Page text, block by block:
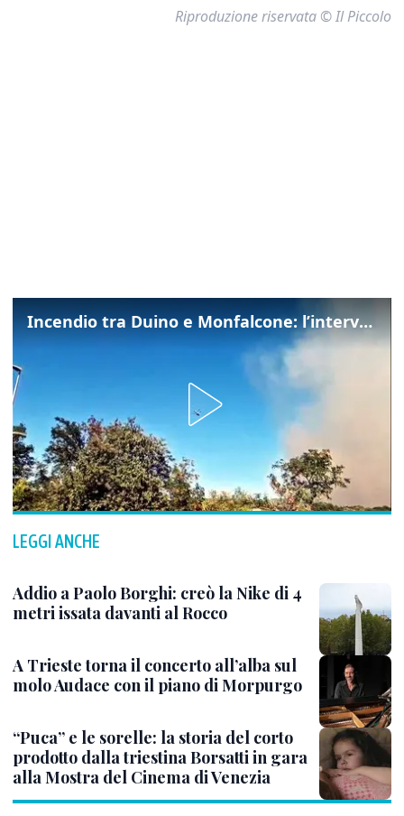
Riproduzione riservata © Il Piccolo
Incendio tra Duino e Monfalcone: l’intervento dei vigili del fuoco
LEGGI ANCHE
Addio a Paolo Borghi: creò la Nike di 4
metri issata davanti al Rocco
A Trieste torna il concerto all’alba sul
molo Audace con il piano di Morpurgo
“Puca” e le sorelle: la storia del corto
prodotto dalla triestina Borsatti in gara
alla Mostra del Cinema di Venezia